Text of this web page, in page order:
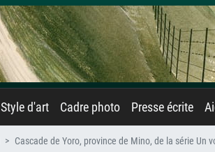
Style d'art Cadre photo Presse écrite
Cascade de Yoro, province de Mino, de la série Un